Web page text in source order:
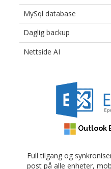
MySql database
Daglig backup
Nettside AI
Outlook
Full tilgang og
post på alle enheter,